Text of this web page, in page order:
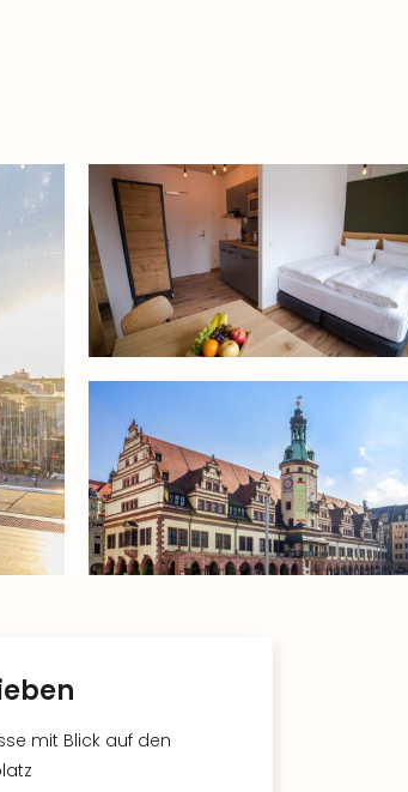
mit Blick auf den